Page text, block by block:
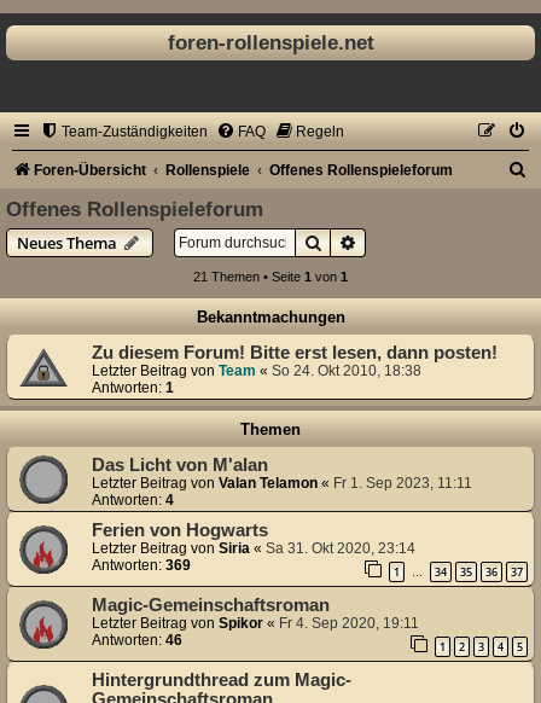
foren-rollenspiele.net
Team-Zuständigkeiten FAQ Regeln
Foren-Übersicht Rollenspiele Offenes Rollenspieleforum
e
Offenes Rollenspieleforum
Neues Thema
SucheErweiterte Suche
21 Themen • Seite 1 von 1
Bekanntmachungen
Zu diesem Forum! Bitte erst lesen, dann posten!
Letzter Beitrag von Team « So 24. Okt 2010, 18:38
Antworten: 1
Themen
Das Licht von M'alan
Letzter Beitrag von Valan Telamon « Fr 1. Sep 2023, 11:11
Antworten: 4
Ferien von Hogwarts
Letzter Beitrag von Siria « Sa 31. Okt 2020, 23:14
Antworten: 369 1 … 34 35 36 37
Magic-Gemeinschaftsroman
Letzter Beitrag von Spikor « Fr 4. Sep 2020, 19:11
Antworten: 46 1 2 3 4 5
Hintergrundthread zum Magic-